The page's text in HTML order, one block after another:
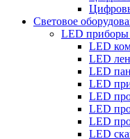
Световое
LED
LED
LED
LED
LED
LED
LED
LED
LED